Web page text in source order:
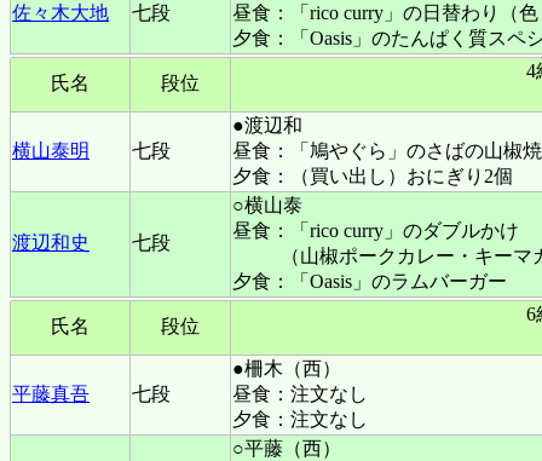
佐々木大地 七段
昼食：「rico curry」の日替わり（
夕食：「Oasis」のたんぱく質スペ
氏名 段位
4
横山泰明 七段
●渡辺和
昼食：「鳩やぐら」のさばの山椒
夕食：（買い出し）おにぎり2個
渡辺和史 七段
○横山泰
昼食：「rico curry」のダブルかけ
（山椒ポークカレー・キーマ
夕食：「Oasis」のラムバーガー
氏名 段位
6
平藤真吾 七段
●柵木（西）
昼食：注文なし
夕食：注文なし
○平藤（西）